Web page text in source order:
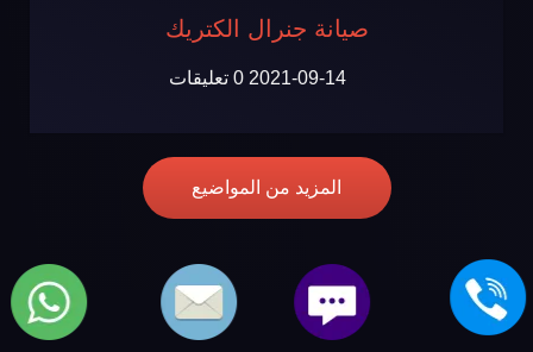
صيانة جنرال الكتريك
2021-09-14 0 تعليقات
المزيد من المواضيع